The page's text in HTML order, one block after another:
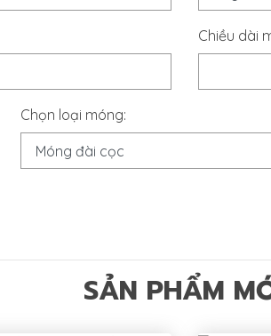
Chiều dài
Chọn loại móng:
SẢN PHẨM